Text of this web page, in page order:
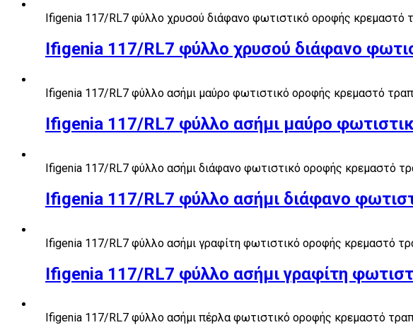
Ifigenia 117/RL7 φύλλο χρυσού διάφανο φωτιστικό οροφής κρεμαστό
Ifigenia 117/RL7 φύλλο χρυσού διάφανο
Ifigenia 117/RL7 φύλλο ασήμι μαύρο φωτιστικό οροφής κρεμαστό
Ifigenia 117/RL7 φύλλο ασήμι μαύρο
Ifigenia 117/RL7 φύλλο ασήμι διάφανο φωτιστικό οροφής κρεμαστό
Ifigenia 117/RL7 φύλλο ασήμι διάφανο
Ifigenia 117/RL7 φύλλο ασήμι γραφίτη φωτιστικό οροφής κρεμαστό
Ifigenia 117/RL7 φύλλο ασήμι γραφίτη
Ifigenia 117/RL7 φύλλο ασήμι πέρλα φωτιστικό οροφής κρεμαστό